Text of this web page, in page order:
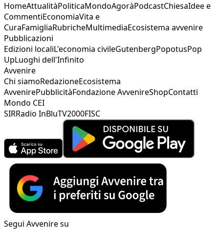
HomeAttualitàPoliticaMondoAgoràPodcastChiesaIdee e
CommentiEconomiaVita e
CuraFamigliaRubricheMultimediaEcosistema avvenire
Pubblicazioni
Edizioni localiL'economia civileGutenbergPopotusPop
UpLuoghi dell'Infinito
Avvenire
Chi siamoRedazioneEcosistema
AvvenirePubblicitàFondazione AvvenireShopContatti
Mondo CEI
SIRRadio InBluTV2000FISC
Segui Avvenire su